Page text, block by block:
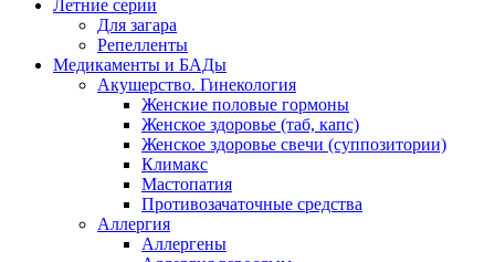
Летние серии
Для загара
Репелленты
Медикаменты и БАДы
Акушерство. Гинекология
Женские половые гормоны
Женское здоровье (таб, капс)
Женское здоровье свечи (суппозитории)
Климакс
Мастопатия
Противозачаточные средства
Аллергия
Аллергены